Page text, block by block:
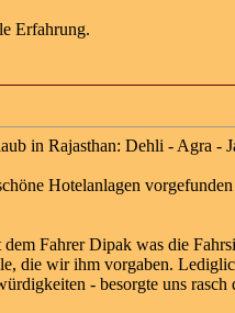
Erfahrung.
in Rajasthan: Dehli - Agra -
Hotelanlagen
Fahrer Dipak was die
die wir ihm vorgaben.
- besorgte uns